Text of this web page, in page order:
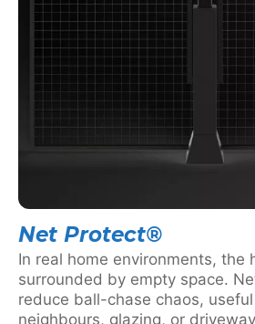
Net Protect®
In real home environments, the
surrounded by empty space.
reduce ball-chase chaos,
neighbours, glazing, or